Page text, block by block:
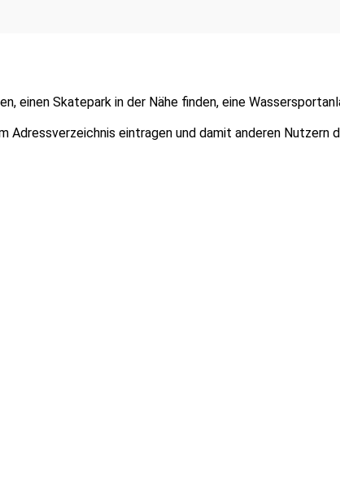
einen Skatepark in der Nähe finden, eine
Adressverzeichnis eintragen und damit anderen